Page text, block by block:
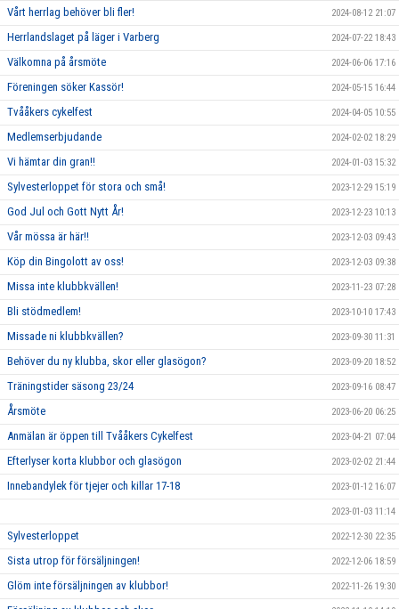
Vårt herrlag behöver bli fler! 2024-08-12 21:07
Herrlandslaget på läger i Varberg 2024-07-22 18:43
Välkomna på årsmöte 2024-06-06 17:16
Föreningen söker Kassör! 2024-05-15 16:44
Tvååkers cykelfest 2024-04-05 10:55
Medlemserbjudande 2024-02-02 18:29
Vi hämtar din gran!! 2024-01-03 15:32
Sylvesterloppet för stora och små! 2023-12-29 15:19
God Jul och Gott Nytt År! 2023-12-23 10:13
Vår mössa är här!! 2023-12-03 09:43
Köp din Bingolott av oss! 2023-12-03 09:38
Missa inte klubbkvällen! 2023-11-23 07:28
Bli stödmedlem! 2023-10-10 17:43
Missade ni klubbkvällen? 2023-09-30 11:31
Behöver du ny klubba, skor eller glasögon? 2023-09-20 18:52
Träningstider säsong 23/24 2023-09-16 08:47
Årsmöte 2023-06-20 06:25
Anmälan är öppen till Tvååkers Cykelfest 2023-04-21 07:04
Efterlyser korta klubbor och glasögon 2023-02-02 21:44
Innebandylek för tjejer och killar 17-18 2023-01-12 16:07
2023-01-03 11:14
Sylvesterloppet 2022-12-30 22:35
Sista utrop för försäljningen! 2022-12-06 18:59
Glöm inte försäljningen av klubbor! 2022-11-26 19:30